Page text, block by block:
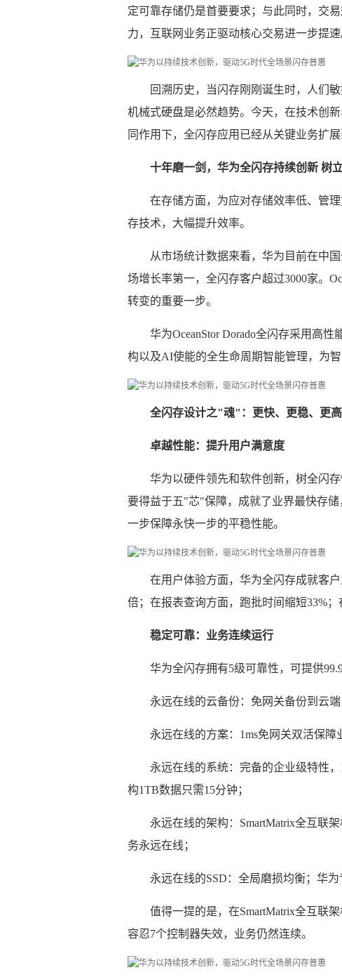
定可靠存储仍是首要要求；与此同时，交
力，互联网业务正驱动核心交易进一步提速
回溯历史，当闪存刚刚诞生时，人们
机械式硬盘是必然趋势。今天，在技术创
同作用下，全闪存应用已经从关键业务扩
十年磨一剑，华为全闪存持续创新 树
在存储方面，为应对存储效率低、管
存技术，大幅提升效率。
从市场统计数据来看，华为目前在中
场增长率第一，全闪存客户超过3000家。
转变的重要一步。
华为OceanStor Dorado全闪存采用高
构以及AI使能的全生命周期智能管理，为
全闪存设计之"魂"：更快、更稳、更
卓越性能：提升用户满意度
华为以硬件领先和软件创新，树全闪
要得益于五"芯"保障，成就了业界最快存
一步保障永快一步的平稳性能。
在用户体验方面，华为全闪存成就客
倍；在报表查询方面，跑批时间缩短33%
稳定可靠：业务连续运行
华为全闪存拥有5级可靠性，可提供
永远在线的云备份：免网关备份到云
永远在线的方案：1ms免网关双活保障
永远在线的系统：完备的企业级特性
构1TB数据只需15分钟；
永远在线的架构：SmartMatrix全互联
务永远在线；
永远在线的SSD：全局磨损均衡；华为
值得一提的是，在SmartMatrix全互联
容忍7个控制器失效，业务仍然连续。